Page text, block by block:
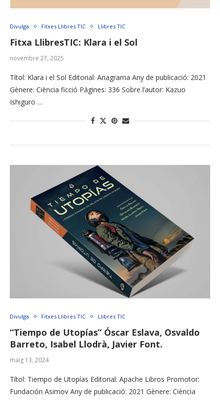
Divulga Fitxes Llibres TIC Llibres TIC
Fitxa LlibresTIC: Klara i el Sol
novembre 27, 2025
Títol: Klara i el Sol Editorial: Anagrama Any de publicació: 2021
Gènere: Ciència ficció Pàgines: 336 Sobre l’autor: Kazuo
Ishiguro …
Divulga Fitxes Llibres TIC Llibres TIC
“Tiempo de Utopías” Óscar Eslava, Osvaldo
Barreto, Isabel Llodrà, Javier Font.
maig 13, 2024
Títol: Tiempo de Utopías Editorial: Apache Libros Promotor:
Fundación Asimov Any de publicació: 2021 Gènere: Ciència